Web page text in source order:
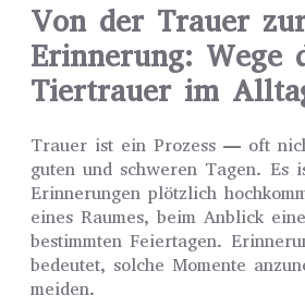
Von der Trauer
Erinnerung: Wege
Tiertrauer im
Trauer ist ein Prozess — oft
guten und schweren Tagen. Es
Erinnerungen plötzlich
eines Raumes, beim Anblick
bestimmten Feiertagen.
bedeutet, solche Momente
meiden.